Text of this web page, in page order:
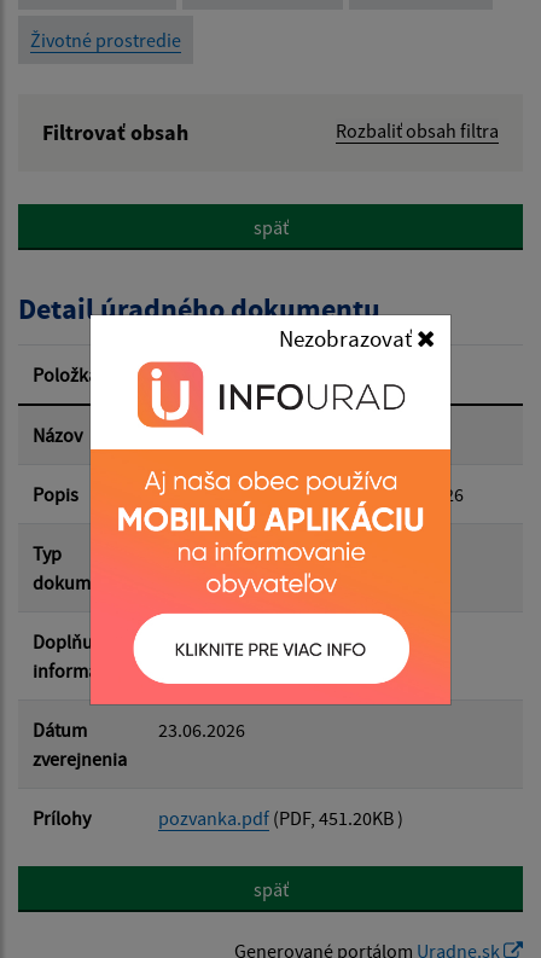
Nezobrazovať
Životné prostredie
Filtrovať obsah Rozbaliť obsah filtra
Popis:
Dátum zverejnenia od:
Dátum zverejnenia do:
Filtrovať Reset
späť
Detail úradného dokumentu
Položka Informácia
Názov Pozvánka na obecné zastupiteľstvo
Popis Obecné zastupiteľstvo dňa 26.05.2026
Typ
dokumentu
Zasadnutia OZ
Doplňujúce
informácie
Dátum
zverejnenia
23.06.2026
Prílohy pozvanka.pdf (PDF, 451.20KB )
späť
Generované portálom Uradne.sk